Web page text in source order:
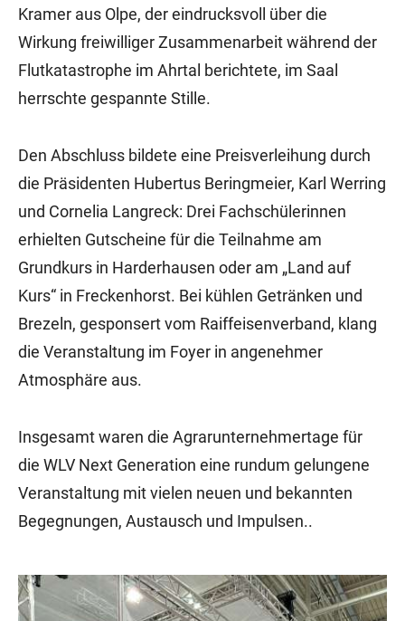
Kramer aus Olpe, der eindrucksvoll über die
Wirkung freiwilliger Zusammenarbeit während der
Flutkatastrophe im Ahrtal berichtete, im Saal
herrschte gespannte Stille.
Den Abschluss bildete eine Preisverleihung durch
die Präsidenten Hubertus Beringmeier, Karl Werring
und Cornelia Langreck: Drei Fachschülerinnen
erhielten Gutscheine für die Teilnahme am
Grundkurs in Harderhausen oder am „Land auf
Kurs“ in Freckenhorst. Bei kühlen Getränken und
Brezeln, gesponsert vom Raiffeisenverband, klang
die Veranstaltung im Foyer in angenehmer
Atmosphäre aus.
Insgesamt waren die Agrarunternehmertage für
die WLV Next Generation eine rundum gelungene
Veranstaltung mit vielen neuen und bekannten
Begegnungen, Austausch und Impulsen..